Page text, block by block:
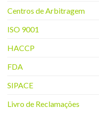
Centros de Arbitragem
ISO 9001
HACCP
FDA
SIPACE
Livro de Reclamações